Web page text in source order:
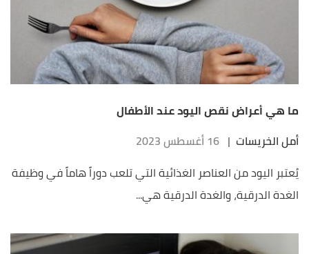
ما هي أعراض نقص اليود عند الأطفال
أمل الخريسات | 16 أغسطس 2023
يُعتبر اليود من العناصر الغذائية التي تلعب دوراً هاماً في وظيفة
الغدة الدرقية، والغدة الدرقية هي...